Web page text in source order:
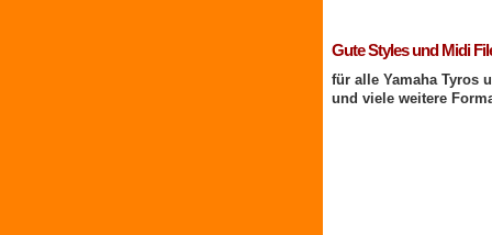
Gute Styles und Midi
für alle Yamaha Tyros
und viele weitere